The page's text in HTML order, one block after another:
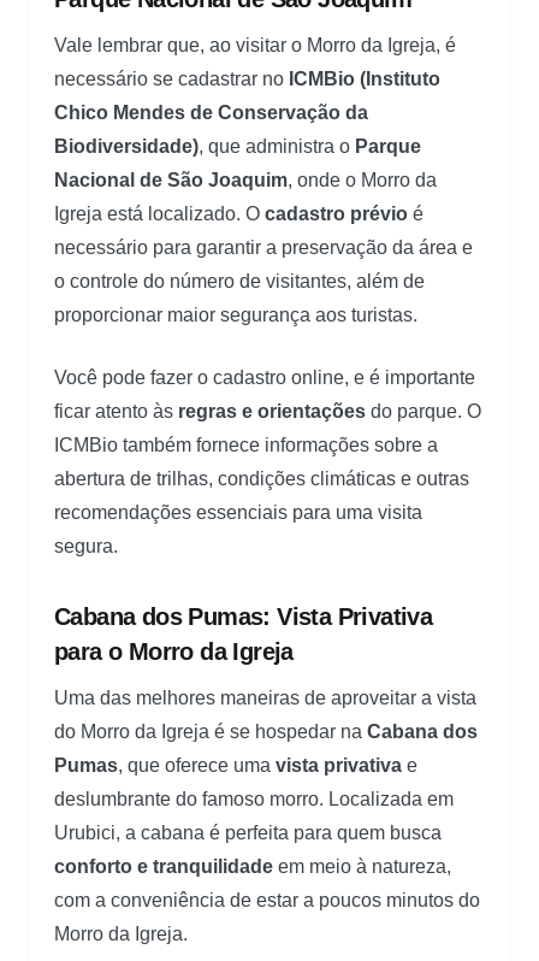
Vale lembrar que, ao visitar o Morro da Igreja, é
necessário se cadastrar no ICMBio (Instituto
Chico Mendes de Conservação da
Biodiversidade), que administra o Parque
Nacional de São Joaquim, onde o Morro da
Igreja está localizado. O cadastro prévio é
necessário para garantir a preservação da área e
o controle do número de visitantes, além de
proporcionar maior segurança aos turistas.
Você pode fazer o cadastro online, e é importante
ficar atento às regras e orientações do parque. O
ICMBio também fornece informações sobre a
abertura de trilhas, condições climáticas e outras
recomendações essenciais para uma visita
segura.
Cabana dos Pumas: Vista Privativa
para o Morro da Igreja
Uma das melhores maneiras de aproveitar a vista
do Morro da Igreja é se hospedar na Cabana dos
Pumas, que oferece uma vista privativa e
deslumbrante do famoso morro. Localizada em
Urubici, a cabana é perfeita para quem busca
conforto e tranquilidade em meio à natureza,
com a conveniência de estar a poucos minutos do
Morro da Igreja.